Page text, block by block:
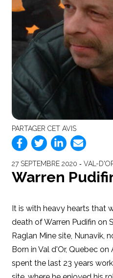
PARTAGER CET AVIS
27 SEPTEMBRE 2020 ‐ VAL-
Warren
It is with heavy hearts that
death of Warren Pudifin on
Raglan Mine site, Nunavik,
Born in Val d'Or, Quebec on
spent the last 23 years